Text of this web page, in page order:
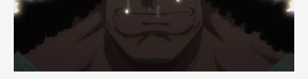
Data
Horário